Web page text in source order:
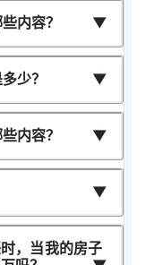
内容？
少？
内容？
，当我的房子